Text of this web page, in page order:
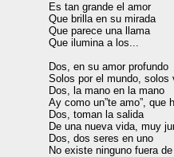
Es tan grande el amor
Que brilla en su mirada
Que parece una llama
Que ilumina a los...
Dos, en su amor profundo
Solos por el mundo, solos
Dos, la mano en la mano
Ay como un”te amo”, que
Dos, toman la salida
De una nueva vida, muy
Dos, dos seres en uno
No existe ninguno fuera